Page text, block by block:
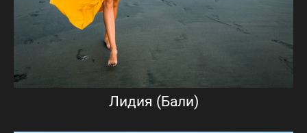
Лидия (Бали)